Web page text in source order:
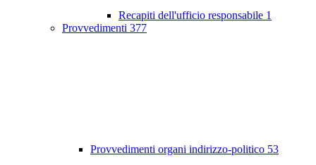
Recapiti dell'ufficio responsabile 1
Provvedimenti 377
Provvedimenti organi indirizzo-politico 53